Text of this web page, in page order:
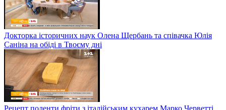
Докторка історичних наук Олена Щербань та співачка Юлія
Саніна на обіді в Твоєму дні
Рецепт поленти фріти з італійським кухарем Марко Черветті